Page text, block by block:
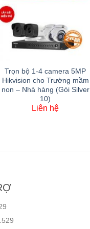
Trọn bộ 1-4 camera 5MP
Hikvision cho Trường mầm
non – Nhà hàng (Gói Silver
10)
Liên hệ